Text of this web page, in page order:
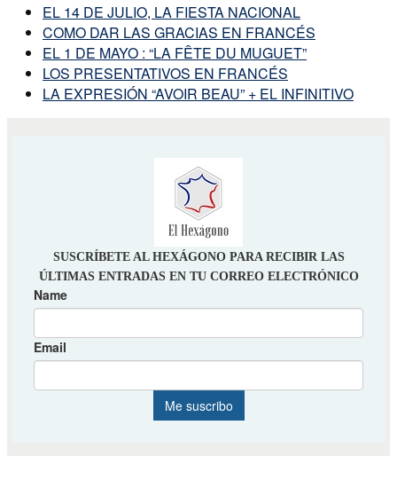
EL 14 DE JULIO, LA FIESTA NACIONAL
COMO DAR LAS GRACIAS EN FRANCÉS
EL 1 DE MAYO : “LA FÊTE DU MUGUET”
LOS PRESENTATIVOS EN FRANCÉS
LA EXPRESIÓN “AVOIR BEAU” + EL INFINITIVO